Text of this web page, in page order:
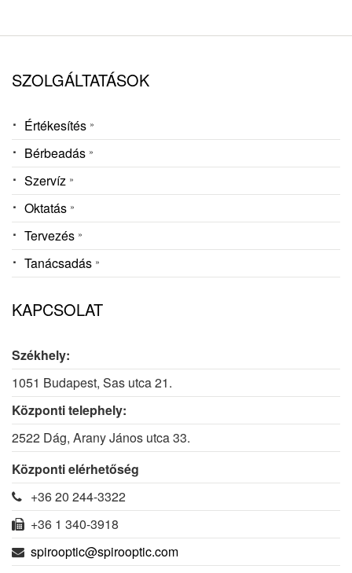
SZOLGÁLTATÁSOK
Értékesítés
Bérbeadás
Szervíz
Oktatás
Tervezés
Tanácsadás
KAPCSOLAT
Székhely:
1051 Budapest, Sas utca 21.
Központi telephely:
2522 Dág, Arany János utca 33.
Központi elérhetőség
+36 20 244-3322
+36 1 340-3918
spirooptic@spirooptic.com